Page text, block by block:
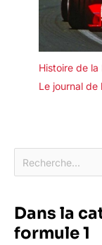
Histoire de la
Le journal de
Dans la
formule 1